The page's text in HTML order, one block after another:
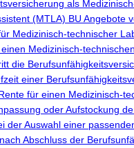
als
(MTLA) BU Angebote
Medizinisch-technischer
Medizinisch-
die
einer
für einen Medizinisch-
oder Aufstockung
der Auswahl einer
Abschluss der